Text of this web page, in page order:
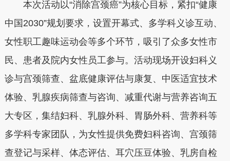
本次活动以“消除宫颈癌”为核心目标，紧扣“健康
中国2030”规划要求，设置开幕式、多学科义诊互动、
女性职工趣味运动会等多个环节，吸引了众多女性市
民、患者及院内女性员工参与。活动现场开设妇科义
诊与宫颈筛查、盆底健康评估与康复、中医适宜技术
体验、乳腺疾病筛查与咨询、减重代谢与营养咨询五
大专区，集结妇科、乳腺外科、胃肠外科、营养科等
多学科专家团队，为女性提供免费妇科咨询、宫颈筛
查登记与采样、体态评估、耳穴压豆体验、乳房自检